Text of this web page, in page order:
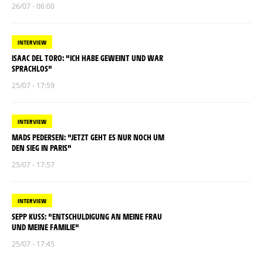
26/07 - 06:00
INTERVIEW
ISAAC DEL TORO: "ICH HABE GEWEINT UND WAR
SPRACHLOS"
25/07 - 17:59
INTERVIEW
MADS PEDERSEN: "JETZT GEHT ES NUR NOCH UM
DEN SIEG IN PARIS"
25/07 - 17:57
INTERVIEW
SEPP KUSS: "ENTSCHULDIGUNG AN MEINE FRAU
UND MEINE FAMILIE"
25/07 - 17:45